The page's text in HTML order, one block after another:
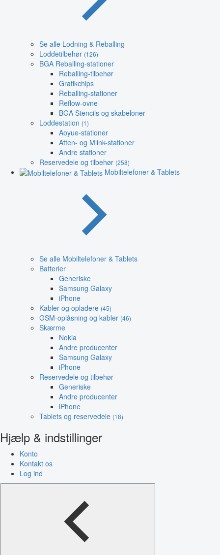
Se alle Lodning & Reballing
Loddetilbehør (126)
BGA Reballing-stationer
Reballing-tilbehør
Grafikchips
Reballing-stationer
Reflow-ovne
BGA Stencils og skabeloner
Loddestation (1)
Aoyue-stationer
Atten- og Mlink-stationer
Andre stationer
Reservedele og tilbehør (258)
Mobiltelefoner & Tablets
Se alle Mobiltelefoner & Tablets
Batterier
Generiske
Samsung Galaxy
iPhone
Kabler og opladere (45)
GSM-oplåsning og kabler (46)
Skærme
Nokia
Andre producenter
Samsung Galaxy
iPhone
Reservedele og tilbehør
Generiske
Andre producenter
iPhone
Tablets og reservedele (18)
Hjælp & indstillinger
Konto
Kontakt os
Log ind